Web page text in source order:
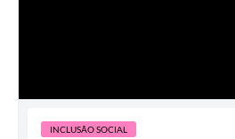
INCLUSÃO SOCIAL